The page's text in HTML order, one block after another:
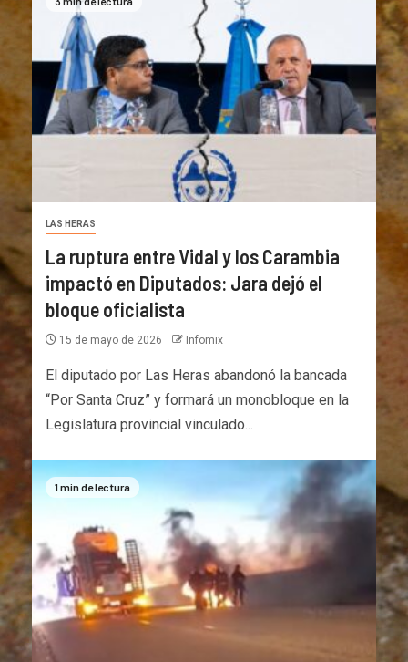
LAS HERAS
La ruptura entre Vidal y los Carambia
impactó en Diputados: Jara dejó el
bloque oficialista
15 de mayo de 2026 Infomix
El diputado por Las Heras abandonó la bancada
“Por Santa Cruz” y formará un monobloque en la
Legislatura provincial vinculado...
1 min de lectura